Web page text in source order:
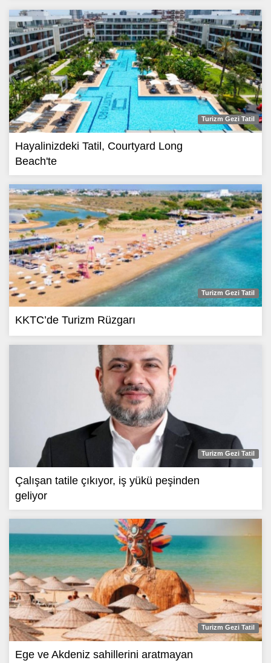
Turizm Gezi Tatil
Hayalinizdeki Tatil, Courtyard Long
Beach'te
Turizm Gezi Tatil
KKTC’de Turizm Rüzgarı
Turizm Gezi Tatil
Çalışan tatile çıkıyor, iş yükü peşinden
geliyor
Turizm Gezi Tatil
Ege ve Akdeniz sahillerini aratmayan